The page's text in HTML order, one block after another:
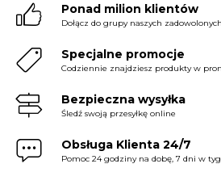
Ponad milion klientów
Dołącz do grupy naszych
Specjalne promocje
Codziennie znajdziesz produkty w
Bezpieczna wysyłka
Śledź swoją przesyłkę online
Obsługa Klienta 24/7
Pomoc 24 godziny na dobę, 7 dni w